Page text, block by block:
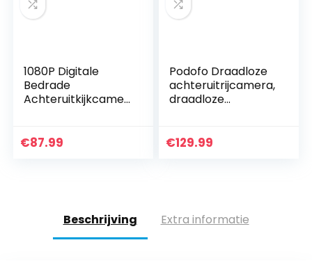
1080P Digitale
Bedrade
Achteruitkijkcamer
Observatie
€87.99
Podofo Draadloze
achteruitrijcamera,
draadloze
18 IR-leds,
€129.99
Beschrijving Extra informatie